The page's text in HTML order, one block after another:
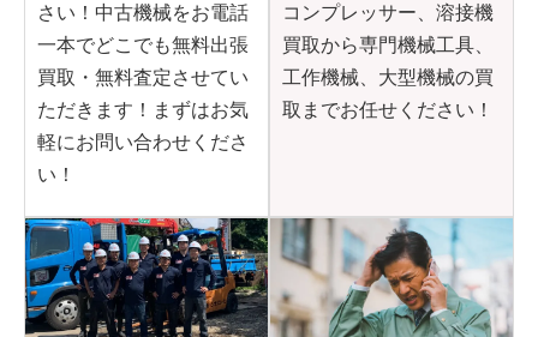
さい！中古機械をお電話
一本でどこでも無料出張
買取・無料査定させてい
ただきます！まずはお気
軽にお問い合わせくださ
い！
コンプレッサー、溶接機
買取から専門機械工具、
工作機械、大型機械の買
取までお任せください！